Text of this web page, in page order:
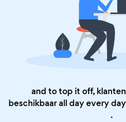
and to top it off,
beschikbaar all day every
.